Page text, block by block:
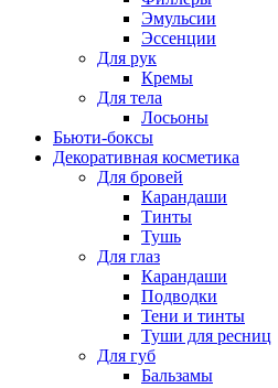
Эмульсии
Эссенции
Для рук
Кремы
Для тела
Лосьоны
Бьюти-боксы
Декоративная косметика
Для бровей
Карандаши
Тинты
Тушь
Для глаз
Карандаши
Подводки
Тени и тинты
Туши для ресниц
Для губ
Бальзамы